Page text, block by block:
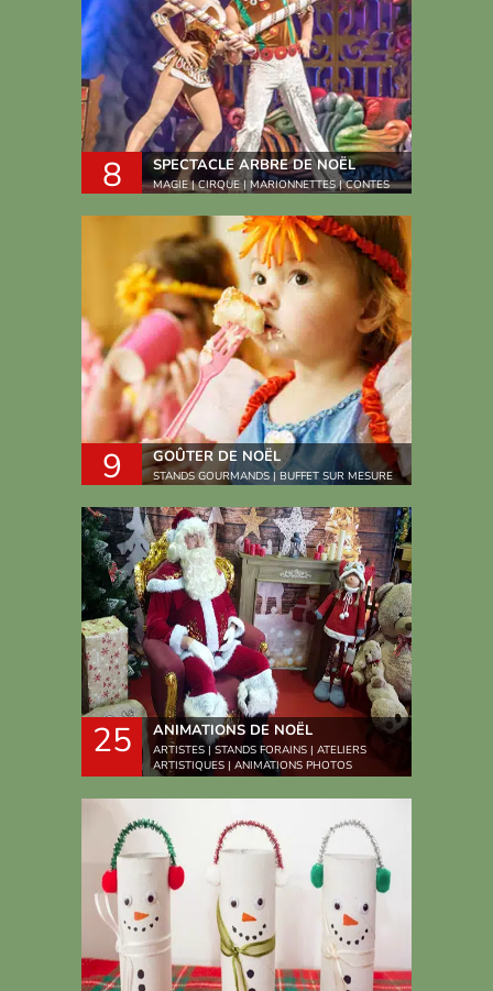
8 SPECTACLE ARBRE DE NOËL
MAGIE | CIRQUE | MARIONNETTES | CONTES
9 GOÛTER DE NOËL
STANDS GOURMANDS | BUFFET SUR MESURE
25 ANIMATIONS DE NOËL
ARTISTES | STANDS FORAINS | ATELIERS
ARTISTIQUES | ANIMATIONS PHOTOS